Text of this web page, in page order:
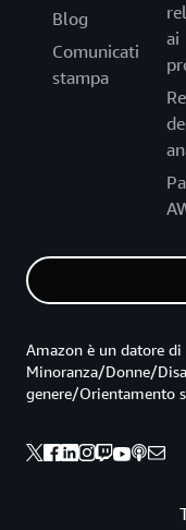
Blog
Comunicati
stampa
ai
Amazon è un datore
Minoranza/Donne/
genere/Orientamento